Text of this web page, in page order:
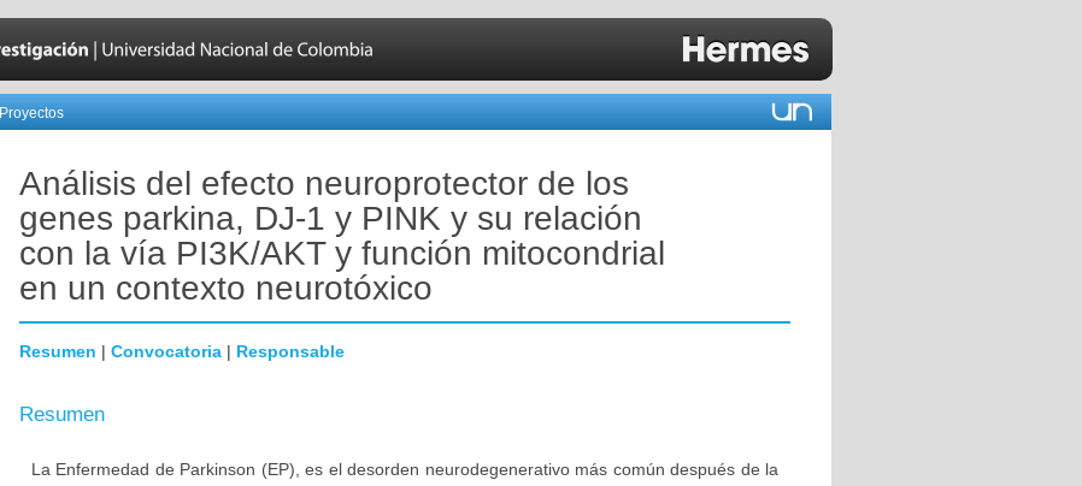
Proyectos
Análisis del efecto neuroprotector de los
genes parkina, DJ-1 y PINK y su relación
con la vía PI3K/AKT y función mitocondrial
en un contexto neurotóxico
Resumen | Convocatoria | Responsable
Resumen
La Enfermedad de Parkinson (EP), es el desorden neurodegenerativo más común después de la